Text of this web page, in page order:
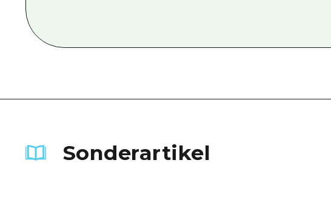
Sonderartikel